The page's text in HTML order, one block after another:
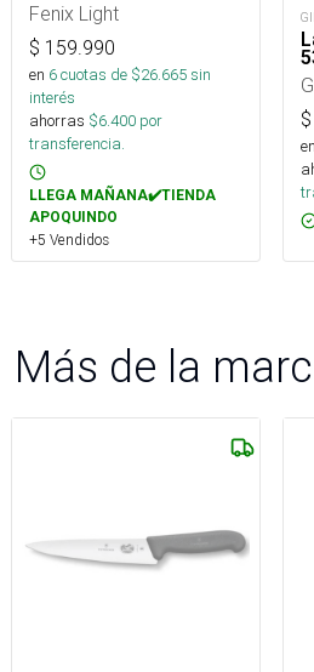
Fenix Light
$ 159.990
en 6cuotas de $26.665sin
interés
ahorras $6.400 por
transferencia.
LLEGA MAÑANA✔️TIENDA
APOQUINDO
+5 Vendidos
$
en
Más de la